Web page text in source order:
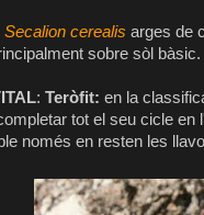
Secalion cerealis arges de
sobre sòl bàsic.
: Teròfit: en la
tot el seu cicle en
només en resten les